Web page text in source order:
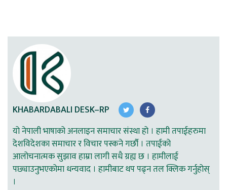
KHABARDABALI DESK–RP
यो नेपाली भाषाको अनलाइन समाचार संस्था हो । हामी तपाईहरुमा
देशविदेशका समाचार र विचार पस्कने गर्छौ । तपाईको
आलोचनात्मक सुझाव हाम्रा लागी सधै ग्रह्य छ । हामीलाई
पछ्याउनुभएकोमा धन्यवाद । हामीबाट थप पढ्न तल क्लिक गर्नुहोस्
।